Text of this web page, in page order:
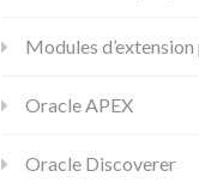
Modules d’extension
Oracle APEX
Oracle Discoverer